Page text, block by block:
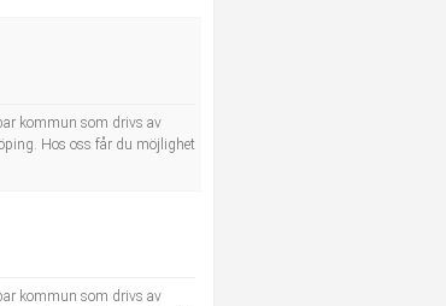
kommun som drivs av
Hos oss får du möjlighet
kommun som drivs av